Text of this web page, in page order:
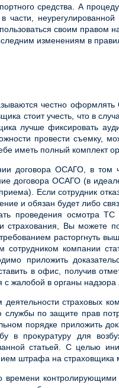
средства. А
части,
своим правом
изменениям в
честно
стоит учесть, что в
лучше фиксировать
провести съемку,
иметь полный комплект
договора ОСАГО, в том
договора ОСАГО (в
Если сотрудник
и обязан будет либо
проведения осмотра
страхования, Вы можете
расторгнуть
сотрудником компании
приложить
в офис, получив
с жалобой в органы
страховых
службы по защите прав
порядке приложить
в прокуратуру для
статьей. С целью
штрафа на страховщика
времени